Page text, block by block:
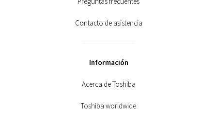
Contacto de asistencia
Información
Acerca de Toshiba
Toshiba worldwide